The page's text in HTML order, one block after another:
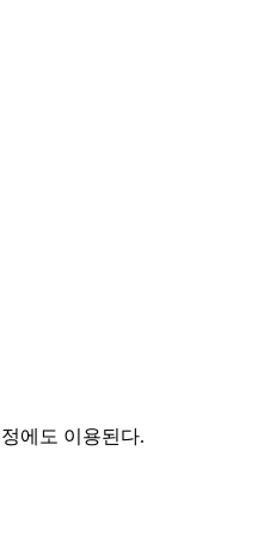
에도 이용된다.